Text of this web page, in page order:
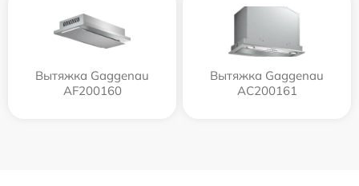
Вытяжка Gaggenau
AF200160
Вытяжка Gaggenau
AC200161